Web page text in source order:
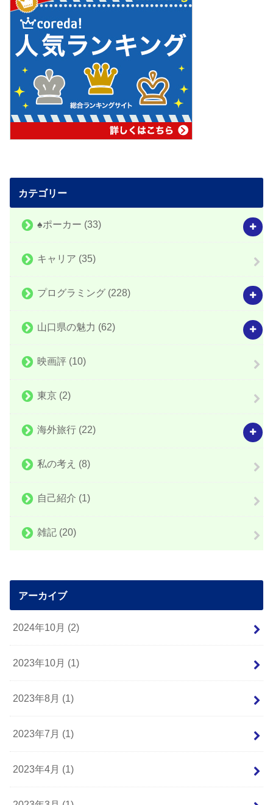
カテゴリー
♠️ポーカー (33)
キャリア (35)
プログラミング (228)
山口県の魅力 (62)
映画評 (10)
東京 (2)
海外旅行 (22)
私の考え (8)
自己紹介 (1)
雑記 (20)
アーカイブ
2024年10月 (2)
2023年10月 (1)
2023年8月 (1)
2023年7月 (1)
2023年4月 (1)